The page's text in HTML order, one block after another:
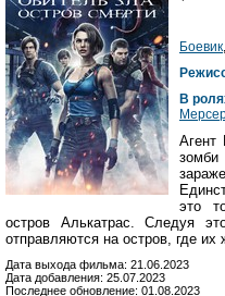
Боевик
В
Агент
это
остров Алькатрас. Следуя
отправляются на остров, где их
Дата выхода фильма: 21.06.2023
Дата добавления: 25.07.2023
Последнее обновление: 01.08.2023